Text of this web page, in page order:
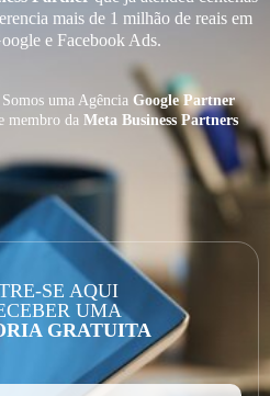
mais de 1 milhão de reais em
e Facebook Ads.
Somos uma AgênciaGoogle Partner
membro daMeta Business Partners
SE AQUI
UMA
GRATUITA